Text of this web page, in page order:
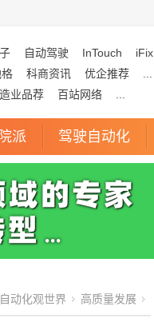
自动驾驶 InTouch iFix
科商资讯 优企推荐
业品荐 百站网络
派 驾驶自动化
自动化观世界 高质量发展